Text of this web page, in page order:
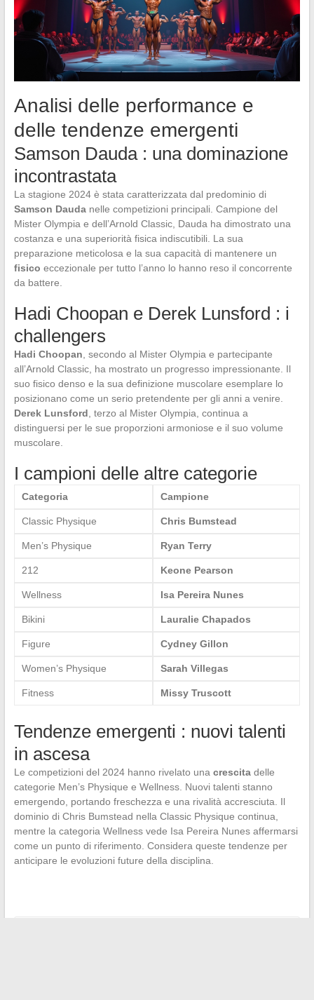
Analisi delle performance e
delle tendenze emergenti
Samson Dauda : una dominazione
incontrastata
La stagione 2024 è stata caratterizzata dal predominio di
Samson Daudanelle competizioni principali. Campione del
Mister Olympia e dell’Arnold Classic, Dauda ha dimostrato una
costanza e una superiorità fisica indiscutibili. La sua
preparazione meticolosa e la sua capacità di mantenere un
fisico eccezionale per tutto l’anno lo hanno reso il concorrente
da battere.
Hadi Choopan e Derek Lunsford : i
challengers
Hadi Choopan , secondo al Mister Olympia e partecipante
all’Arnold Classic, ha mostrato un progresso impressionante. Il
suo fisico denso e la sua definizione muscolare esemplare lo
posizionano come un serio pretendente per gli anni a venire.
Derek Lunsford , terzo al Mister Olympia, continua a
distinguersi per le sue proporzioni armoniose e il suo volume
muscolare.
I campioni delle altre categorie
Categoria Campione
Classic Physique Chris Bumstead
Men’s Physique Ryan Terry
212 Keone Pearson
Wellness Isa Pereira Nunes
Bikini Lauralie Chapados
Figure Cydney Gillon
Women’s Physique Sarah Villegas
Fitness Missy Truscott
Tendenze emergenti : nuovi talenti
in ascesa
Le competizioni del 2024 hanno rivelato una crescitadelle
categorie Men’s Physique e Wellness. Nuovi talenti stanno
emergendo, portando freschezza e una rivalità accresciuta. Il
dominio di Chris Bumstead nella Classic Physique continua,
mentre la categoria Wellness vede Isa Pereira Nunes affermarsi
come un punto di riferimento. Considera queste tendenze per
anticipare le evoluzioni future della disciplina.